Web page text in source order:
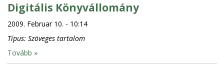
Digitális Könyvállomány
2009. Februar 10. - 10:14
Típus: Szöveges tartalom
Tovább »